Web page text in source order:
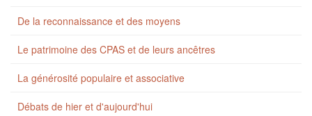
De la reconnaissance et des moyens
Le patrimoine des CPAS et de leurs ancêtres
La générosité populaire et associative
Débats de hier et d'aujourd'hui